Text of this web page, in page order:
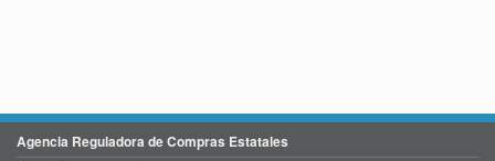
Agencia Reguladora de Compras Estatales